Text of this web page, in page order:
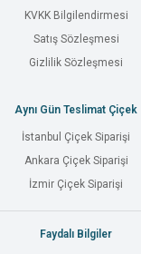
KVKK Bilgilendirmesi
Satış Sözleşmesi
Gizlilik Sözleşmesi
Aynı Gün Teslimat Çiçek
İstanbul Çiçek Siparişi
Ankara Çiçek Siparişi
İzmir Çiçek Siparişi
Faydalı Bilgiler